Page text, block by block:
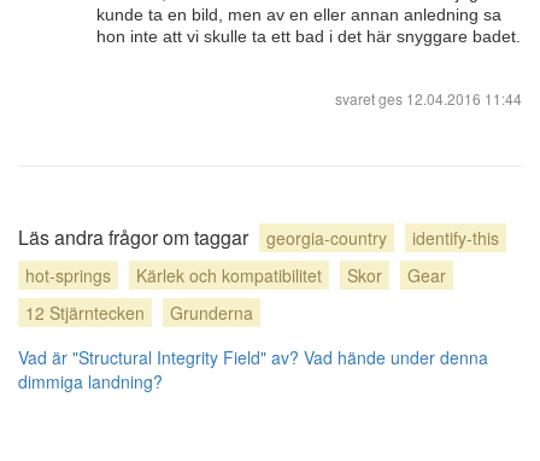
kunde ta en bild, men av en eller annan anledning sa
hon inte att vi skulle ta ett bad i det här snyggare badet.
svaret ges 12.04.2016 11:44
Läs andra frågor om taggar georgia-country
identify-this
hot-springs
Kärlek och kompatibilitet Skor
Gear
12 Stjärntecken
Grunderna
Vad är "Structural Integrity Field" av? Vad hände under denna
dimmiga landning?